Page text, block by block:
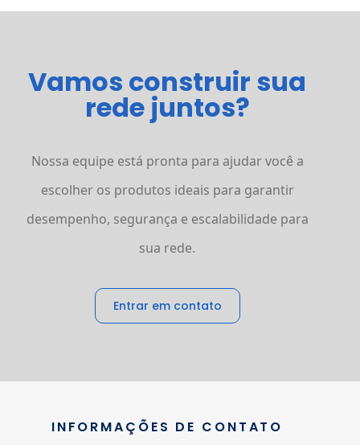
Vamos construir sua
rede juntos?
Nossa equipe está pronta para ajudar você a
escolher os produtos ideais para garantir
desempenho, segurança e escalabilidade para
sua rede.
Entrar em contato
INFORMAÇÕES DE CONTATO